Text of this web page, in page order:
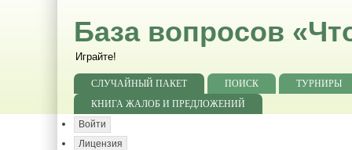
База вопросов
Играйте!
СЛУЧАЙНЫЙ ПАКЕТ ПОИСК
ТУРНИРЫ
КНИГА ЖАЛОБ И ПРЕДЛОЖЕНИЙ
Войти
Лицензия